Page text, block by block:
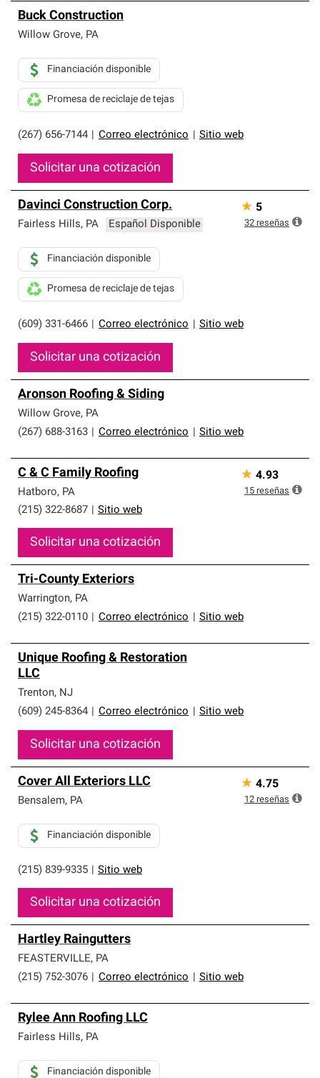
Buck Construction
Willow Grove, PA
(267) 656-7144 Correo electrónico Sitio web
Financiación disponible
Promesa de reciclaje de tejas
Solicitar una cotización
Davinci Construction Corp.
Fairless Hills, PA Español Disponible
(609) 331-6466 Correo electrónico Sitio web
Financiación disponible
Promesa de reciclaje de tejas
Solicitar una cotización
★ 5
32 reseñas
Aronson Roofing & Siding
Willow Grove, PA
(267) 688-3163
Correo electrónico Sitio web
C & C Family Roofing
Hatboro, PA
(215) 322-8687
Sitio web
Solicitar una cotización
★ 4.93
15 reseñas
Tri-County Exteriors
Warrington, PA
(215) 322-0110
Correo electrónico Sitio web
Unique Roofing & Restoration
LLC
Trenton, NJ
(609) 245-8364
Correo electrónico Sitio web
Solicitar una cotización
Cover All Exteriors LLC
Bensalem, PA
(215) 839-9335 Sitio web
Financiación disponible
Solicitar una cotización
★ 4.75
12 reseñas
Hartley Raingutters
FEASTERVILLE, PA
(215) 752-3076
Correo electrónico Sitio web
Rylee Ann Roofing LLC
Fairless Hills, PA
Financiación disponible